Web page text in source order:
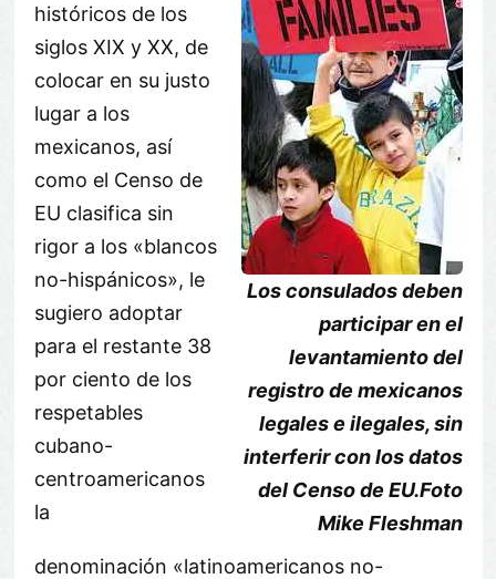
Los consulados deben
participar en el
levantamiento del
registro de mexicanos
legales e ilegales, sin
interferir con los datos
del Censo de EU.Foto
Mike Fleshman
históricos de los
siglos XIX y XX, de
colocar en su justo
lugar a los
mexicanos, así
como el Censo de
EU clasifica sin
rigor a los «blancos
no-hispánicos», le
sugiero adoptar
para el restante 38
por ciento de los
respetables
cubano-
centroamericanos
la
denominación «latinoamericanos no-